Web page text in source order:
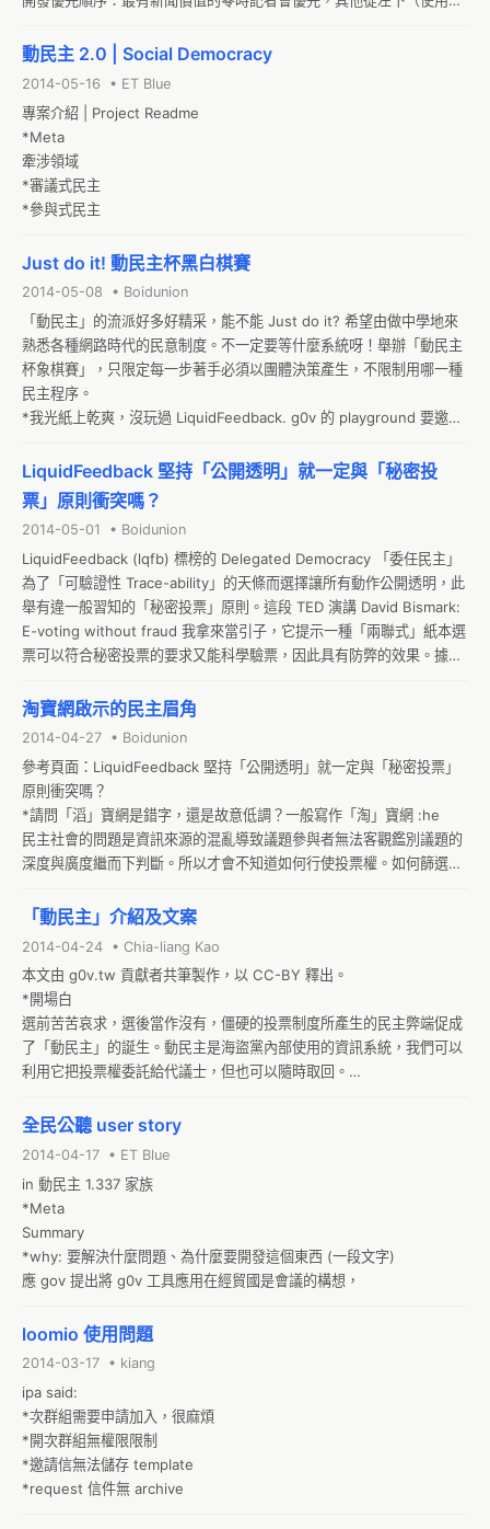
總站：原本的動民主 2.0 dynamic democracy
動民主 2.0 | Social Democracy
2014-05-16 • ET Blue
專案介紹 | Project Readme
*Meta
牽涉領域
*審議式民主
*參與式民主
Just do it! 動民主杯黑白棋賽
2014-05-08 • Boidunion
「動民主」的流派好多好精采，能不能 Just do it? 希望由做中學地來
熟悉各種網路時代的民意制度。不一定要等什麼系統呀！舉辦「動民主
杯象棋賽」，只限定每一步著手必須以團體決策產生，不限制用哪一種
民主程序。
*我光紙上乾爽，沒玩過 LiquidFeedback. g0v 的 playground 要邀請
*要不要先用黑白棋試試看再用象棋?黑白棋的UI比較好寫，民主程序的
測試是一樣的
*「黑白棋」、「五子棋」都更好，直接在網上進行。投票完成就下出
次一著手。即使是象棋也可以不必寫 U/I ,列出所有棋步 兵一進一 炮三
平五。。。 各自用自己習慣的軟體看也行。不過「黑白棋」直接在線上
進行最實際。
*這支黑白棋程式好厲害，我絕望了！看能不能組人腦聯隊來打敗它？
只是人腦聯隊要怎麼匯集意見，怎麼跟它對打？ 現在確定以為快贏了常
有，其實一盤也贏不了！同志們，打敗它！它看到同樣盤面也不會下同
到同一畫面的辦法。
LiquidFeedback 堅持「公開透明」就一定與「秘密投
票」原則衝突嗎？
2014-05-01 • Boidunion
LiquidFeedback (lqfb) 標榜的 Delegated Democracy 「委任民主」
為了「可驗證性 Trace-ability」的天條而選擇讓所有動作公開透明，此
舉有違一般習知的「秘密投票」原則。這段 TED 演講 David Bismark:
E-voting without fraud 我拿來當引子，它提示一種「兩聯式」紙本選
票可以符合秘密投票的要求又能科學驗票，因此具有防弊的效果。據此
票。我們來兜兜看吧。。。
給他 ─── 連權力是什麼都不必搞清楚。所以小老百姓再有知識也呈現
冷感，而不學無術的熱腦狂人倒是很大聲 ─── 這只是因為「責任」不
通，輪不到你負責或你無需負責，之結果的種種呈現方式之二而已。結
果政府越來越肥大，而本來設計用來把關的民意代表不但不把關還從中
自肥，民眾不看根因，只在尾巴上一會兒針對這一個、一會兒針對那一
地，「啊選完就這樣啦，要不然捏？」。情緒已經有了，但是沒有目
標，所以就都是問題！
網路時代的「動民主 lqfb」注重根本，先承認我們連「目標是什麼」或
等而次之的「問題是什麼」都不清楚開始，讓關心的人都來提出「倡
議」以試圖滿足目標或解決問題。所以我覺得您講的很有道理，那您別
光說嘴了，提出個「倡議」上去吧，高中都有教實作的呀！（咳，民國
兩百年的場景。拜謝於您的努力，提前中）針對一個「倡議」，每個人
頂多讓你的倡議自生自滅，但也可能真有人來 clone 你的，那不也證明
您的真知卓見了嗎？
「議題」是什麼？反而是經過了充分的「倡議」之後，由所有的倡議加
上 clones 以及 clones 的 clones 集合起來的「總倡議」回過頭來定義
的。妙哉，「議題」不是事先誰那麼厲害且有資格定好來的，這點好不
好玩？有沒有意外？最後選票主要是用來選某「議題」的某「倡議」
的，那就不需要別人替你決定，你直接選「倡議」等於是行使直接民
主，你直接「公投」了。但若把自己的選票委託給了某人，那就自然恢
是 LQFB 的賣點。
*名詞
淘寶網啟示的民主眉角
2014-04-27 • Boidunion
參考頁面：LiquidFeedback 堅持「公開透明」就一定與「秘密投票」
原則衝突嗎？
*請問「滔」寶網是錯字，還是故意低調？一般寫作「淘」寶網 :he
民主社會的問題是資訊來源的混亂導致議題參與者無法客觀鑑別議題的
深度與廣度繼而下判斷。所以才會不知道如何行使投票權。如何篩選出
信用，中國的滔寶網偏偏就是在沒有信用的地方提供平台讓好的商家做
經營信用評等的過程，直接定義成是最有信用的商家。結果服務、聲譽
根本遠遠遠，遠不如他自己旗下辛苦經營才拿到好信用的個體戶！這麼
多好的經營者在滔寶網出現之前彷彿不存在。在他之後，竟然有這麼
多！政黨不就是提供信用保證的機構嗎？政黨信用破產了，社會對「政
治信用平台」的需求還是在那裡。「沒有人」能來填補？開放搶旗中啊!
既然提起了，咱來看看上網「滔貨」是怎麼玩的。
「動民主」介紹及文案
2014-04-24 • Chia-liang Kao
本文由 g0v.tw 貢獻者共筆製作，以 CC-BY 釋出。
*開場白
選前苦苦哀求，選後當作沒有，僵硬的投票制度所產生的民主弊端促成
了「動民主」的誕生。動民主是海盜黨內部使用的資訊系統，我們可以
利用它把投票權委託給代議士，但也可以隨時取回。
民意見，包括：
全民公聽 user story
2014-04-17 • ET Blue
in 動民主 1.337 家族
*Meta
Summary
*why: 要解決什麼問題、為什麼要開發這個東西 (一段文字)
應 gov 提出將 g0v 工具應用在經貿國是會議的構想，
loomio 使用問題
2014-03-17 • kiang
ipa said:
*次群組需要申請加入，很麻煩
*開次群組無權限限制
*邀請信無法儲存 template
*request 信件無 archive